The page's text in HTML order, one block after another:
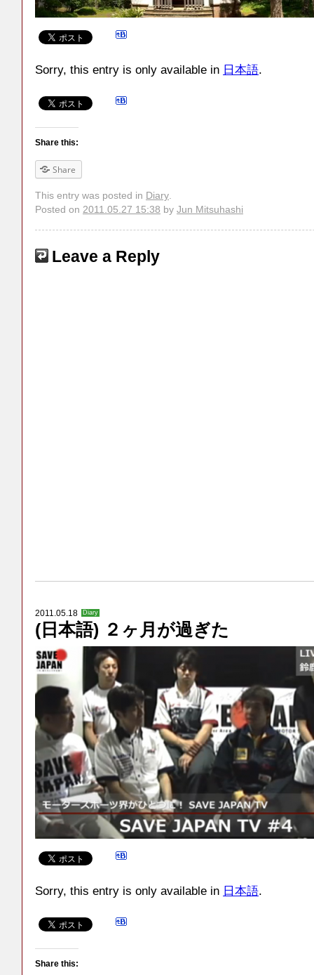
Sorry, this entry is only available in 日本語.
Share this:
Share
This entry was posted in Diary
Posted on 2011.05.27 15:38 by Jun Mitsuhashi
Leave a Reply
2011.05.18 Diary
(日本語) ２ヶ月が過ぎた
Sorry, this entry is only available in 日本語.
Share this: